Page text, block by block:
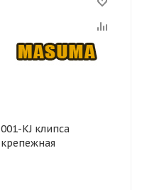
001-KJ клипса
крепежная